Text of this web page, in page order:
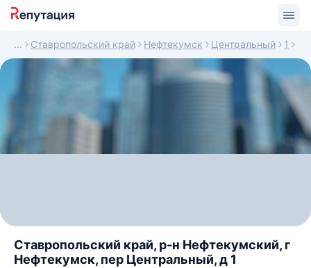
Ставропольский край Нефтекумск Центральный 1
Ставропольский край, р-н Нефтекумский, г
Нефтекумск, пер Центральный, д 1